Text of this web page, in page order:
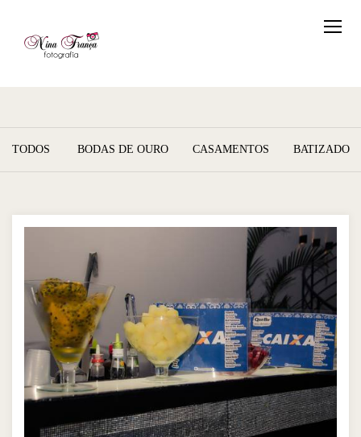
TODOS BODAS DE OURO CASAMENTOS BATIZADO